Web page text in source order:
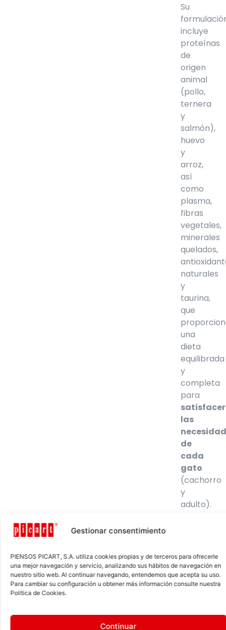
Gestionar consentimiento
PIENSOS PICART, S.A. utiliza cookies propias y de terceros para ofrecerle
una mejor navegación y servicio, analizando sus hábitos de navegación en
nuestro sitio web. Al continuar navegando, entendemos que acepta su uso.
Para cambiar su configuración u obtener más información consulte nuestra
Política de Cookies.
Continuar
Su
incluye
proteínas
de
origen
animal
(pollo,
ternera
y
salmón),
huevo
y
arroz,
así
como
plasma,
fibras
vegetales,
minerales
quelados,
naturales
y
taurina,
que
una
dieta
equilibrada
y
completa
para
satisfacer
las
de
cada
gato
(cachorro
y
adulto).
esta
gama
son